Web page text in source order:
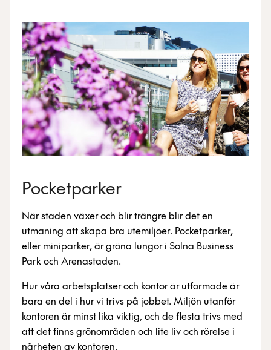
Pocketparker
När staden växer och blir trängre blir det en
utmaning att skapa bra utemiljöer. Pocketparker,
eller miniparker, är gröna lungor i Solna Business
Park och Arenastaden.
Hur våra arbetsplatser och kontor är utformade är
bara en del i hur vi trivs på jobbet. Miljön utanför
kontoren är minst lika viktig, och de flesta trivs med
att det finns grönområden och lite liv och rörelse i
närheten av kontoren.